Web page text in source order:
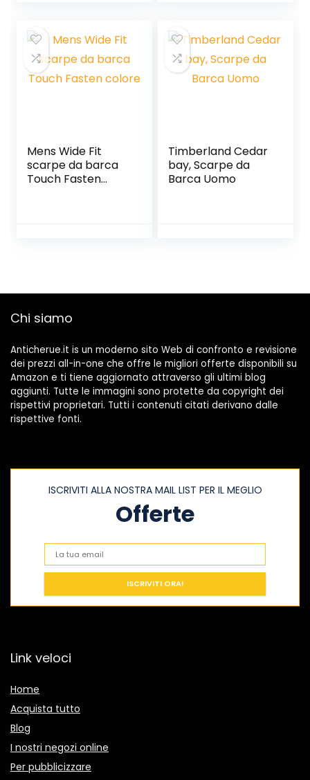
Mens Wide Fit
scarpe da barca
Touch Fasten
Timberland Cedar
bay, Scarpe da
Barca Uomo
Chi siamo
Anticherue.it is un moderno sito Web di confronto e revisione
dei prezzi all-in-one che offre le migliori offerte disponibili su
Amazon e ti tiene aggiornato attraverso gli ultimi blog
aggiunti. Tutte le immagini sono protette da copyright dei
rispettivi proprietari. Tutti i contenuti citati derivano dalle
rispettive fonti.
ISCRIVITI ALLA NOSTRA MAIL LIST PER IL MEGLIO
Offerte
Link veloci
Home
Acquista tutto
Blog
I nostri negozi online
Per pubblicizzare